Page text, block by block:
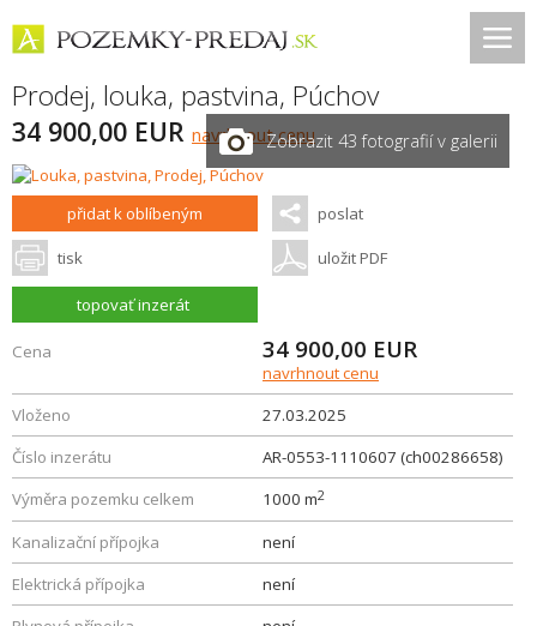
Prodej, louka, pastvina, Púchov
34 900,00 EUR navrhnout cenuZobrazit 43 fotografií v galerii
přidat k oblíbeným poslat
tisk uložit PDF
topovať inzerát
Cena 34 900,00 EUR
navrhnout cenu
Vloženo
27.03.2025
Číslo inzerátu
AR-0553-1110607 (ch00286658)
Výměra pozemku celkem
1000 m2
Kanalizační přípojka
není
Elektrická přípojka
není